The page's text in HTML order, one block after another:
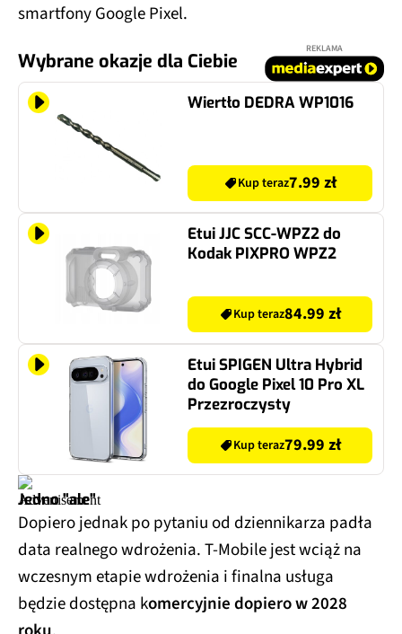
smartfony Google Pixel.
Wybrane okazje dla Ciebie
REKLAMA
Wiertło DEDRA WP1016
Kup teraz7.99 zł
Etui JJC SCC-WPZ2 do
Kodak PIXPRO WPZ2
Kup teraz84.99 zł
Etui SPIGEN Ultra Hybrid
do Google Pixel 10 Pro XL
Przezroczysty
Kup teraz79.99 zł
Jedno "ale"
Dopiero jednak po pytaniu od dziennikarza padła
data realnego wdrożenia. T-Mobile jest wciąż na
wczesnym etapie wdrożenia i finalna usługa
będzie dostępna komercyjnie dopiero w 2028